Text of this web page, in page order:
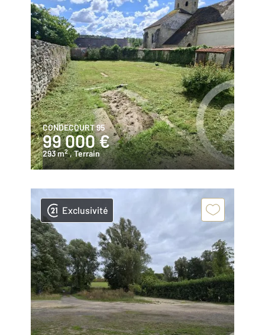
CONDECOURT 95
99 000 €
293 m2 , Terrain
Exclusivité